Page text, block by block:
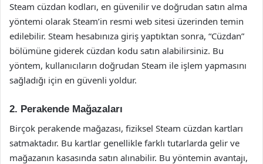
Steam cüzdan kodları, en güvenilir ve doğrudan satın alma
yöntemi olarak Steam’in resmi web sitesi üzerinden temin
edilebilir. Steam hesabınıza giriş yaptıktan sonra, “Cüzdan”
bölümüne giderek cüzdan kodu satın alabilirsiniz. Bu
yöntem, kullanıcıların doğrudan Steam ile işlem yapmasını
sağladığı için en güvenli yoldur.
2. Perakende Mağazaları
Birçok perakende mağazası, fiziksel Steam cüzdan kartları
satmaktadır. Bu kartlar genellikle farklı tutarlarda gelir ve
mağazanın kasasında satın alınabilir. Bu yöntemin avantajı,